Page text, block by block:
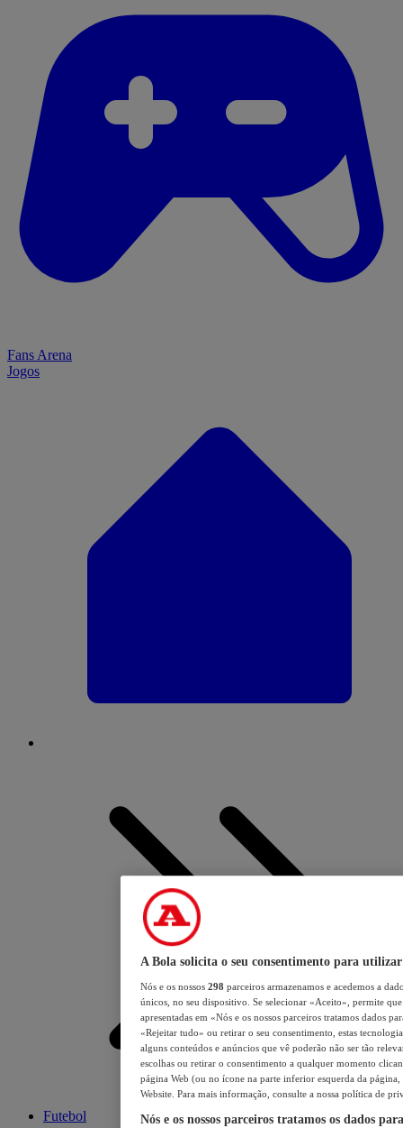
Fans Arena
Jogos
Futebol
A Bola solicita o seu consentimento para utilizar
Nós e os nossos 298 parceiros armazenamos e acedemos a
únicos, no seu dispositivo. Se selecionar «Aceito», permite
apresentadas em «Nós e os nossos parceiros tratamos dados
«Rejeitar tudo» ou retirar o seu consentimento, estas
alguns conteúdos e anúncios que vê poderão não ser tão
escolhas ou retirar o consentimento a qualquer momento
página Web (ou no ícone na parte inferior esquerda da página,
Website. Para mais informação, consulte a nossa política de
Nós e os nossos parceiros tratamos os dados